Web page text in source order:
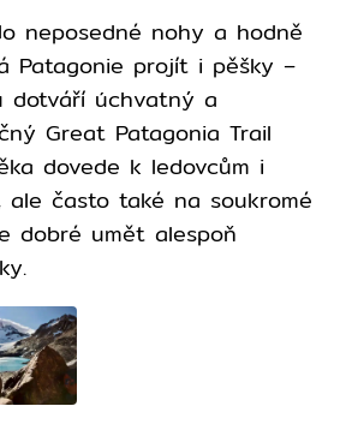
neposedné nohy a hodně
Patagonie projít i pěšky –
dotváří úchvatný a
Great Patagonia Trail
dovede k ledovcům i
ale často také na soukromé
dobré umět alespoň